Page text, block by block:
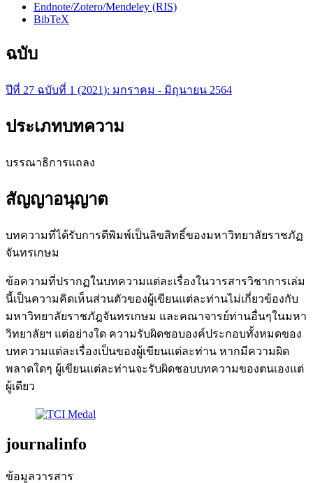
Endnote/Zotero/Mendeley (RIS)
BibTeX
ฉบับ
ปีที่ 27 ฉบับที่ 1 (2021): มกราคม - มิถุนายน 2564
ประเภทบทความ
บรรณาธิการแถลง
สัญญาอนุญาต
บทความที่ได้รับการตีพิมพ์เป็นลิขสิทธิ์ของมหาวิทยาลัยราชภัฏ
จันทรเกษม
ข้อความที่ปรากฏในบทความแต่ละเรื่องในวารสารวิชาการเล่ม
นี้เป็นความคิดเห็นส่วนตัวของผู้เขียนแต่ละท่านไม่เกี่ยวข้องกับ
มหาวิทยาลัยราชภัฎจันทรเกษม และคณาจารย์ท่านอื่นๆในมหา
วิทยาลัยฯ แต่อย่างใด ความรับผิดชอบองค์ประกอบทั้งหมดของ
บทความแต่ละเรื่องเป็นของผู้เขียนแต่ละท่าน หากมีความผิด
พลาดใดๆ ผู้เขียนแต่ละท่านจะรับผิดชอบบทความของตนเองแต่
ผู้เดียว
journalinfo
ข้อมูลวารสาร